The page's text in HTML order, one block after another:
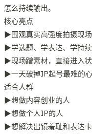
怎么持续输出。
核心亮点
▶围观真实高强度拍摄现场
▶学选题、学表达、学持
▶现场蹭素材，直接进入
▶一天破掉IP起号最难的心
适合人群
▶想做内容创业的人
▶想做个人IP的人
▶想解决出镜羞耻和表达